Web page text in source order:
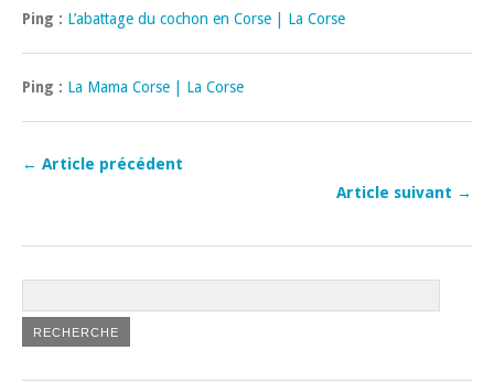
Ping : L’abattage du cochon en Corse | La Corse
Ping : La Mama Corse | La Corse
← Article précédent
Article suivant →